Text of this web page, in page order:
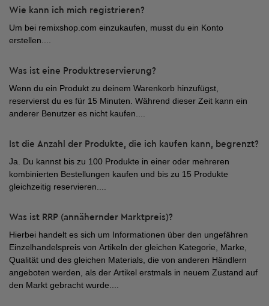
Wie kann ich mich registrieren?
Um bei remixshop.com einzukaufen, musst du ein Konto
erstellen....
Was ist eine Produktreservierung?
Wenn du ein Produkt zu deinem Warenkorb hinzufügst,
reservierst du es für 15 Minuten. Während dieser Zeit kann ein
anderer Benutzer es nicht kaufen....
Ist die Anzahl der Produkte, die ich kaufen kann, begrenzt?
Ja. Du kannst bis zu 100 Produkte in einer oder mehreren
kombinierten Bestellungen kaufen und bis zu 15 Produkte
gleichzeitig reservieren....
Was ist RRP (annähernder Marktpreis)?
Hierbei handelt es sich um Informationen über den ungefähren
Einzelhandelspreis von Artikeln der gleichen Kategorie, Marke,
Qualität und des gleichen Materials, die von anderen Händlern
angeboten werden, als der Artikel erstmals in neuem Zustand auf
den Markt gebracht wurde.